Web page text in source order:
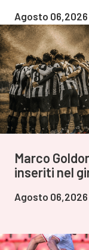
Agosto 06,2026
Marco
inseriti nel
Agosto 06,2026